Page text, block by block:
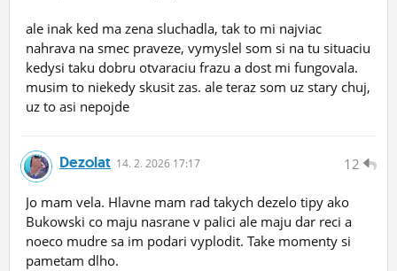
ale inak ked ma zena sluchadla, tak to mi najviac
nahrava na smec praveze, vymyslel som si na tu situaciu
kedysi taku dobru otvaraciu frazu a dost mi fungovala.
musim to niekedy skusit zas. ale teraz som uz stary chuj,
uz to asi nepojde
12
Dezolat 14. 2. 2026 17:17
Jo mam vela. Hlavne mam rad takych dezelo tipy ako
Bukowski co maju nasrane v palici ale maju dar reci a
noeco mudre sa im podari vyplodit. Take momenty si
pametam dlho.